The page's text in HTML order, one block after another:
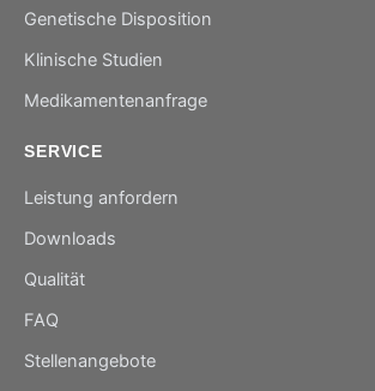
Genetische Disposition
Klinische Studien
Medikamentenanfrage
SERVICE
Leistung anfordern
Downloads
Qualität
FAQ
Stellenangebote